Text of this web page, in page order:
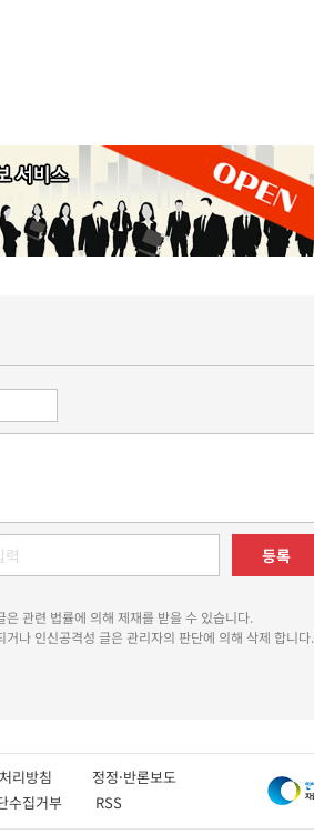
등록
관련 법률에 의해 제재를 받을 수 있습니다.
나 인신공격성 글은 관리자의 판단에 의해 삭제 합니다.
처리방침 정정·반론보도
수집거부 RSS